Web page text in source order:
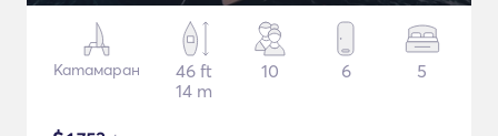
Катамаран
46 ft
14 m
10 6 5